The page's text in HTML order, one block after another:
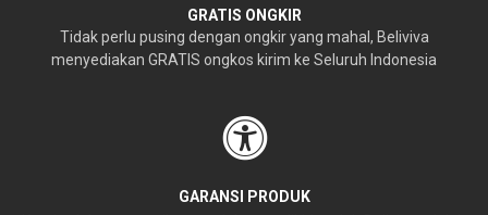
GRATIS ONGKIR
Tidak perlu pusing dengan ongkir yang mahal, Beliviva
menyediakan GRATIS ongkos kirim ke Seluruh Indonesia
GARANSI PRODUK